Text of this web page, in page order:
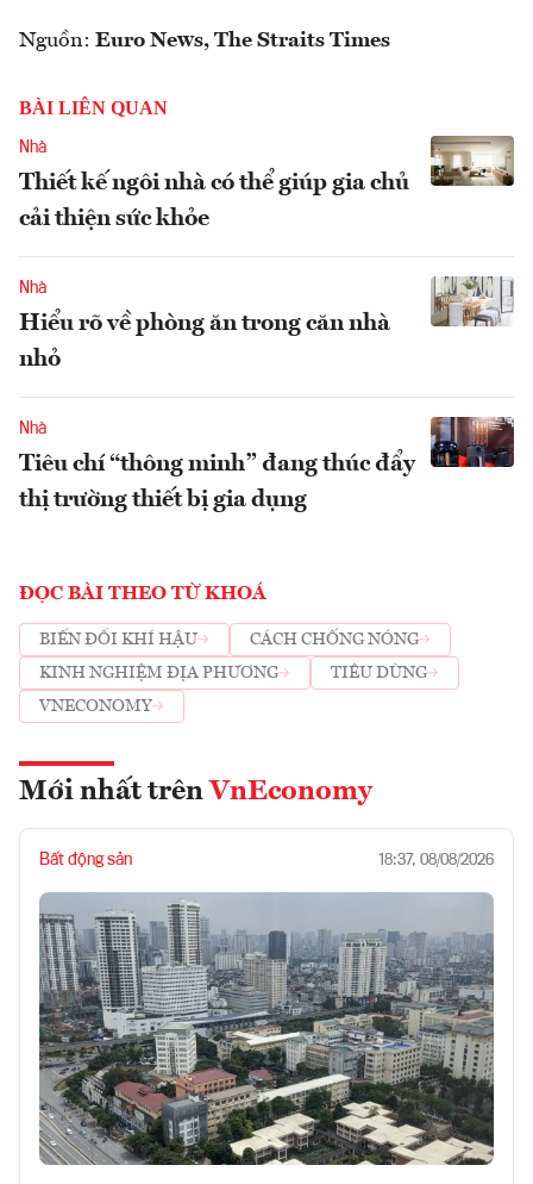
Nguồn: Euro News, The Straits Times
BÀI LIÊN QUAN
Nhà
Thiết kế ngôi nhà có thể giúp gia chủ
cải thiện sức khỏe
Nhà
Hiểu rõ về phòng ăn trong căn nhà
nhỏ
Nhà
Tiêu chí “thông minh” đang thúc đẩy
thị trường thiết bị gia dụng
ĐỌC BÀI THEO TỪ KHOÁ
BIẾN ĐỔI KHÍ HẬU
CÁCH CHỐNG NÓNG
KINH NGHIỆM ĐỊA PHƯƠNG
TIÊU DÙNG
VNECONOMY
Mới nhất trên VnEconomy
Bất động sản 18:37, 08/08/2026